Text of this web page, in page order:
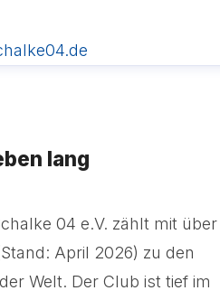
lang
04 e.V. zählt mit über
April 2026) zu den
Welt. Der Club ist tief im